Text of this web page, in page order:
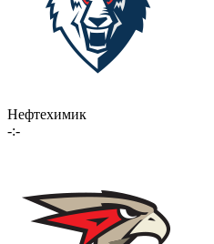
Нефтехимик
-:-